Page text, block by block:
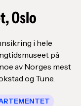
Oslo
i hele
på
av Norges mest
og Tune.